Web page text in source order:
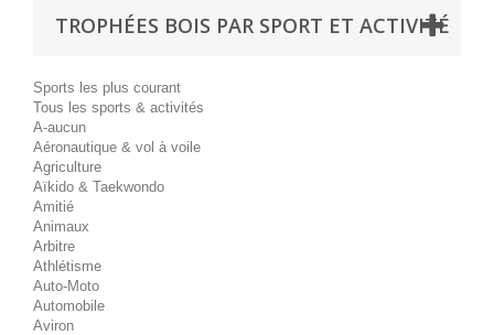
TROPHÉES BOIS PAR SPORT ET ACTIVITÉ
Sports les plus courant
Tous les sports & activités
A-aucun
Aéronautique & vol à voile
Agriculture
Aïkido & Taekwondo
Amitié
Animaux
Arbitre
Athlétisme
Auto-Moto
Automobile
Aviron